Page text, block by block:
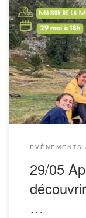
Le mercredi 29
et découvrir
l’association
Grenoble Club
EVÈNEMENTS
29/05
…